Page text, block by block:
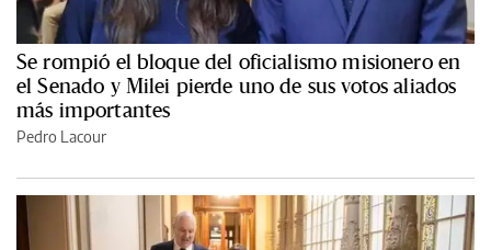
Se rompió el bloque del oficialismo misionero en
el Senado y Milei pierde uno de sus votos aliados
más importantes
Pedro Lacour